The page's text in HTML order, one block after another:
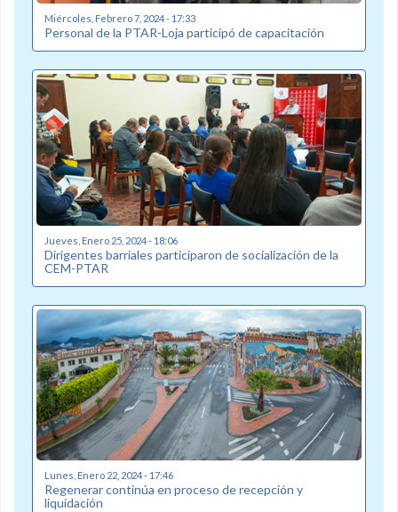
Miércoles, Febrero 7, 2024 - 17:33
Personal de la PTAR-Loja participó de capacitación
Jueves, Enero 25, 2024 - 18:06
Dirigentes barriales participaron de socialización de la
CEM-PTAR
Lunes, Enero 22, 2024 - 17:46
Regenerar continúa en proceso de recepción y
liquidación